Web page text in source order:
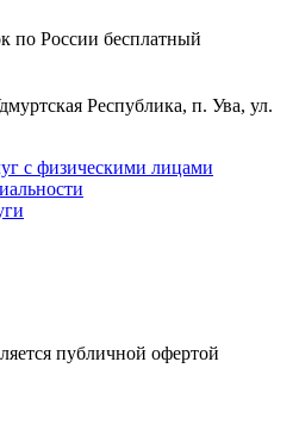
по России бесплатный
Республика, п. Ува, ул.
с физическими лицами
публичной офертой